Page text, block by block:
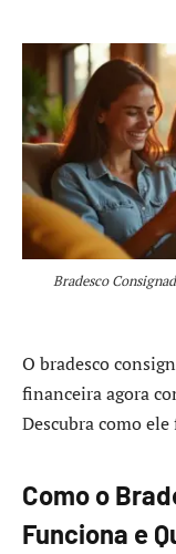
Bradesco
O bradesco
financeira agora
Descubra como
Como o
Funciona e